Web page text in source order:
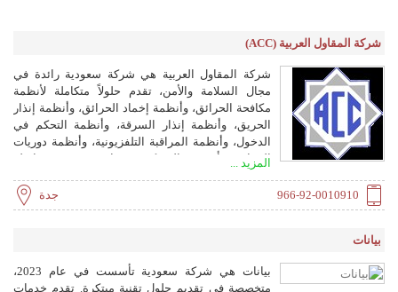
شركة المقاول العربية (ACC)
شركة المقاول العربية هي شركة سعودية رائدة في
مجال السلامة والأمن، تقدم حلولاً متكاملة لأنظمة
مكافحة الحرائق، وأنظمة إخماد الحرائق، وأنظمة إنذار
الحريق، وأنظمة إنذار السرقة، وأنظمة التحكم في
الدخول، وأنظمة المراقبة التلفزيونية، وأنظمة دوريات
الحراسة. تأسست الشركة في عام 1988 وهي حاصلة
المزيد ...
966-92-0010910 جدة
بيانات
بيانات هي شركة سعودية تأسست في عام 2023،
متخصصة في تقديم حلول تقنية مبتكرة. تقدم خدمات